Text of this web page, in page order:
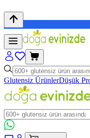
Glutensiz ÜrünlerDüşük